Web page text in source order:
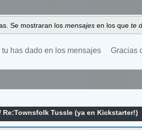
Se mostraran los mensajes en los que te
tu has dado en los mensajes Gracias
Re:Townsfolk Tussle (ya en Kickstarter!)